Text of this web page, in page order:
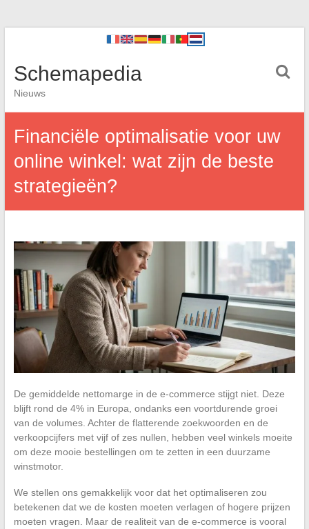
Schemapedia
Nieuws
Financiële optimalisatie voor uw
online winkel: wat zijn de beste
strategieën?
De gemiddelde nettomarge in de e-commerce stijgt niet. Deze
blijft rond de 4% in Europa, ondanks een voortdurende groei
van de volumes. Achter de flatterende zoekwoorden en de
verkoopcijfers met vijf of zes nullen, hebben veel winkels moeite
om deze mooie bestellingen om te zetten in een duurzame
winstmotor.
We stellen ons gemakkelijk voor dat het optimaliseren zou
betekenen dat we de kosten moeten verlagen of hogere prijzen
moeten vragen. Maar de realiteit van de e-commerce is vooral